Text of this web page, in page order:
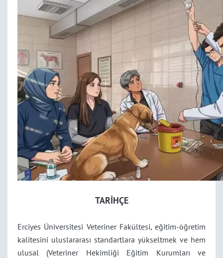
TARİHÇE
Erciyes Üniversitesi Veteriner Fakültesi, eğitim-öğretim
kalitesini uluslararası standartlara yükseltmek ve hem
ulusal (Veteriner Hekimliği Eğitim Kurumları ve